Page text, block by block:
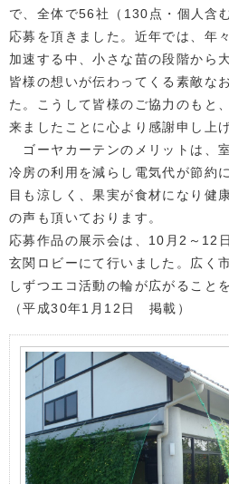
で、全体で56社（130点・個人含
応募を頂きました。近年では、年
加速する中、小さな苗の段階から
皆様の想いが伝わってくる素敵な
た。こうして皆様のご協力のもと
来ましたことに心より感謝申し上げ
ゴーヤカーテンのメリットは、
冷房の利用を減らし電気代が節約
目も涼しく、果実が食材になり健
の声も頂いております。
応募作品の展示会は、10月2～12
玄関ロビーにて行いました。広く
しずつエコ活動の輪が広がること
（平成30年1月12日 掲載）